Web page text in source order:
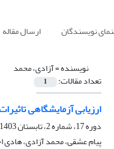
نویسندگان ارسال مقاله
نویسنده =آزادی، محمد
تعداد مقالات: 1
ارزیابی آزمایشگاهی
دوره 17، شماره 2، تابستان 1403، صفحه
پیام عشقی، محمد آزادی،